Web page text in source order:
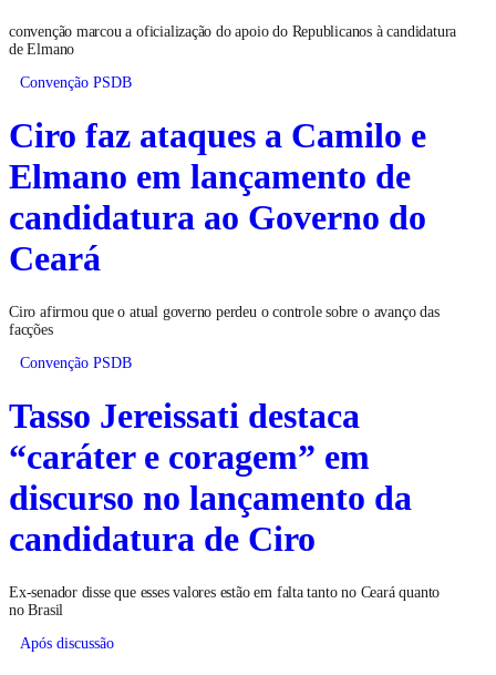
convenção marcou a oficialização do apoio do Republicanos à candidatura
de Elmano
Convenção PSDB
Ciro faz ataques a Camilo e
Elmano em lançamento de
candidatura ao Governo do
Ceará
Ciro afirmou que o atual governo perdeu o controle sobre o avanço das
facções
Convenção PSDB
Tasso Jereissati destaca
“caráter e coragem” em
discurso no lançamento da
candidatura de Ciro
Ex-senador disse que esses valores estão em falta tanto no Ceará quanto
no Brasil
Após discussão